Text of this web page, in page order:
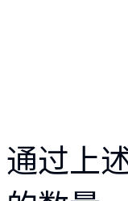
通过上